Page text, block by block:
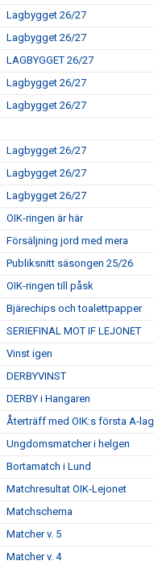
Lagbygget 26/27
Lagbygget 26/27
LAGBYGGET 26/27
Lagbygget 26/27
Lagbygget 26/27
Lagbygget 26/27
Lagbygget 26/27
Lagbygget 26/27
OIK-ringen är här
Försäljning jord med mera
Publiksnitt säsongen 25/26
OIK-ringen till påsk
Bjärechips och toalettpapper
SERIEFINAL MOT IF LEJONET
Vinst igen
DERBYVINST
DERBY i Hangaren
Återträff med OIK:s första A-lag
Ungdomsmatcher i helgen
Bortamatch i Lund
Matchresultat OIK-Lejonet
Matchschema
Matcher v. 5
Matcher v. 4